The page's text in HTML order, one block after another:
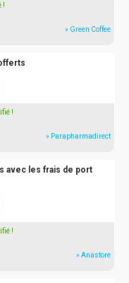
!
» Green Coffee
!
» Parapharmadirect
avec les frais de port
!
» Anastore